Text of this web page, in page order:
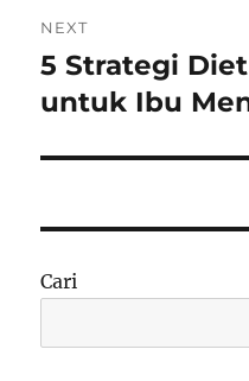
NEXT
Next
post:
5 Strategi
untuk Ibu
Cari